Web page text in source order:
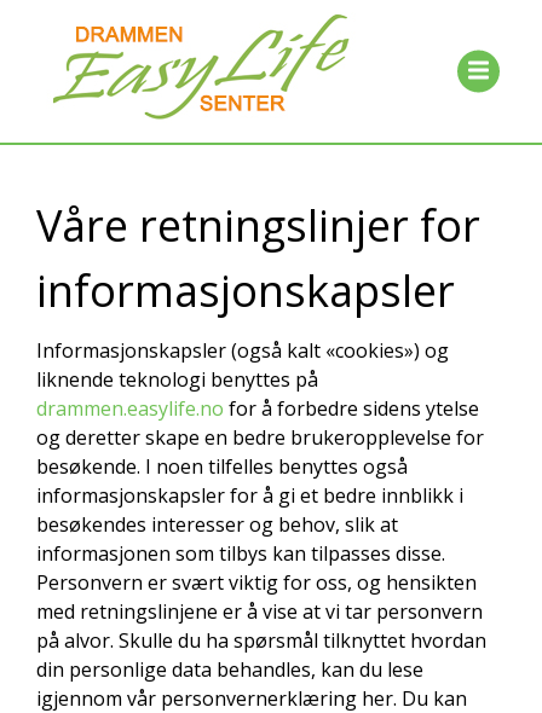
Våre retningslinjer for
informasjonskapsler
Informasjonskapsler (også kalt «cookies») og
liknende teknologi benyttes på
drammen.easylife.no for å forbedre sidens ytelse
og deretter skape en bedre brukeropplevelse for
besøkende. I noen tilfelles benyttes også
informasjonskapsler for å gi et bedre innblikk i
besøkendes interesser og behov, slik at
informasjonen som tilbys kan tilpasses disse.
Personvern er svært viktig for oss, og hensikten
med retningslinjene er å vise at vi tar personvern
på alvor. Skulle du ha spørsmål tilknyttet hvordan
din personlige data behandles, kan du lese
igjennom vår personvernerklæring her. Du kan